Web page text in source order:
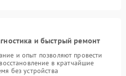
и быстрый ремонт
и опыт позволяют провести
в кратчайшие
без устройства